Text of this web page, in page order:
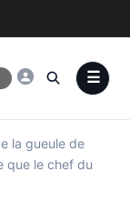
la gueule de
que le chef du